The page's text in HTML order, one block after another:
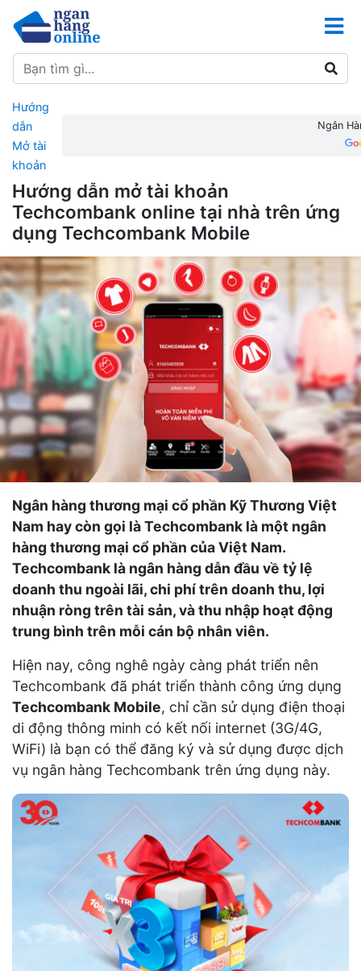
Hướng
dẫn
Mở tài
khoản
Ngân
Hướng dẫn mở tài khoản
Techcombank online tại nhà trên ứng
dụng Techcombank Mobile
Ngân hàng thương mại cổ phần Kỹ Thương Việt
Nam hay còn gọi là Techcombank là một ngân
hàng thương mại cổ phần của Việt Nam.
Techcombank là ngân hàng dẫn đầu về tỷ lệ
doanh thu ngoài lãi, chi phí trên doanh thu, lợi
nhuận ròng trên tài sản, và thu nhập hoạt động
trung bình trên mỗi cán bộ nhân viên.
Hiện nay, công nghê ngày càng phát triển nên
Techcombank đã phát triển thành công ứng dụng
Techcombank Mobile, chỉ cần sử dụng điện thoại
di động thông minh có kết nối internet (3G/4G,
WiFi) là bạn có thể đăng ký và sử dụng được dịch
vụ ngân hàng Techcombank trên ứng dụng này.